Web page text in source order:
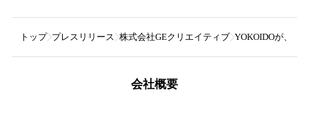
トップ プレスリリース 株式会社GEクリエイティブ YOKOIDOが、
会社概要